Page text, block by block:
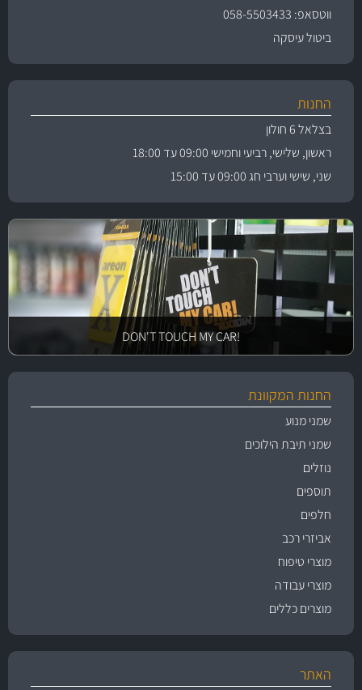
ווטסאפ: 058-5503433
ביטול עיסקה
החנות
בצלאל 6 חולון
ראשון, שלישי, רביעי וחמישי 09:00 עד 18:00
שני, שישי וערבי חג 09:00 עד 15:00
!DON'T TOUCH MY CAR
החנות המקוונת
שמני מנוע
שמני תיבת הילוכים
נוזלים
תוספים
חלפים
אביזרי רכב
מוצרי טיפוח
מוצרי עבודה
מוצרים כללים
האתר